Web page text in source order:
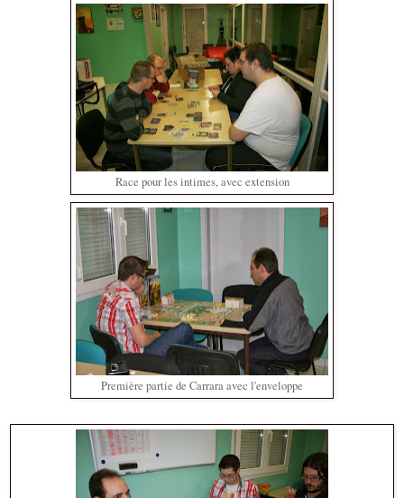
Race pour les intimes, avec extension
Première partie de Carrara avec l'enveloppe